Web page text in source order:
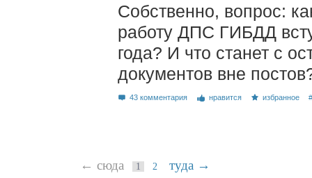
Собственно, вопрос:
работу ДПС ГИБДД
года? И что станет с
документов вне
43 комментария нравится избранное
← сюда 1 2 туда →